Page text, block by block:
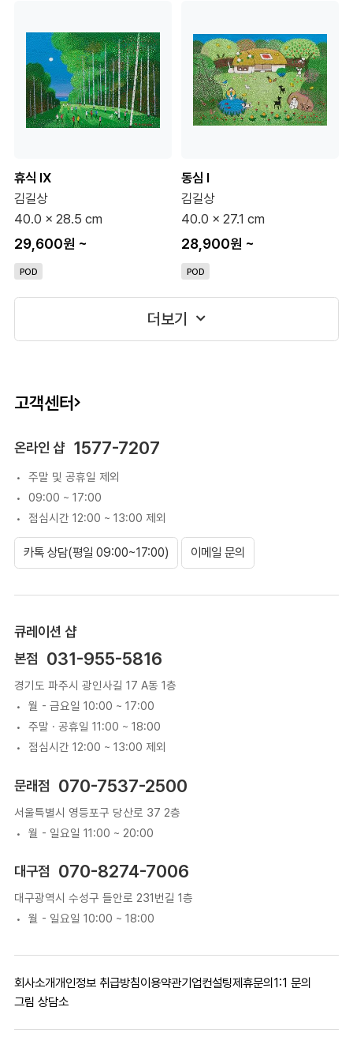
휴식 Ⅸ
김길상
40.0 x 28.5 cm
29,600원 ~
POD
동심 Ⅰ
김길상
40.0 x 27.1 cm
28,900원 ~
POD
더보기
고객센터
온라인 샵 1577-7207
주말 및 공휴일 제외
09:00 ~ 17:00
점심시간 12:00 ~ 13:00 제외
카톡 상담(평일 09:00~17:00) 이메일 문의
큐레이션 샵
본점
031-955-5816
경기도 파주시 광인사길 17 A동 1층
월 - 금요일 10:00 ~ 17:00
주말 · 공휴일 11:00 ~ 18:00
점심시간 12:00 ~ 13:00 제외
문래점 070-7537-2500
서울특별시 영등포구 당산로 37 2층
월 - 일요일 11:00 ~ 20:00
대구점 070-8274-7006
대구광역시 수성구 들안로 231번길 1층
월 - 일요일 10:00 ~ 18:00
회사소개개인정보 취급방침이용약관기업컨설팅제휴문의1:1 문의
그림 상담소